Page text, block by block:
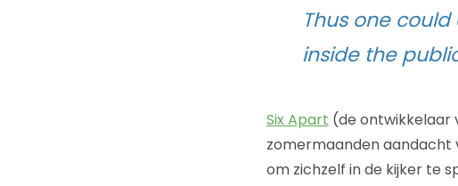
Thus one
inside the
Six Apart (de ontwikkelaar
zomermaanden aandacht
om zichzelf in de kijker te